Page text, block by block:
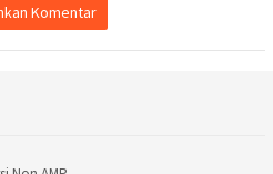
Komentar